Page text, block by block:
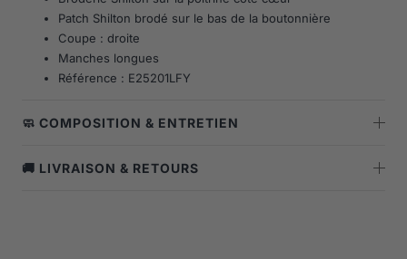
Patch Shilton brodé sur le bas de la boutonnière
Coupe : droite
Manches longues
Référence : E25201LFY
🧼 COMPOSITION & ENTRETIEN
🚚 LIVRAISON & RETOURS